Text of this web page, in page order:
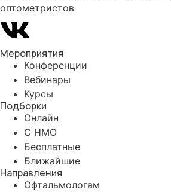
оптометристов
Мероприятия
Конференции
Вебинары
Курсы
Подборки
Онлайн
С НМО
Бесплатные
Ближайшие
Направления
Офтальмологам